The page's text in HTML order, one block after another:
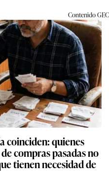
ContenidoGEC
coinciden: quienes
compras pasadas no
tienen necesidad de